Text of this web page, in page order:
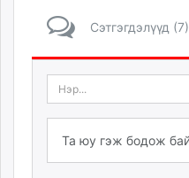
Сэтгэгдэлүүд (7)